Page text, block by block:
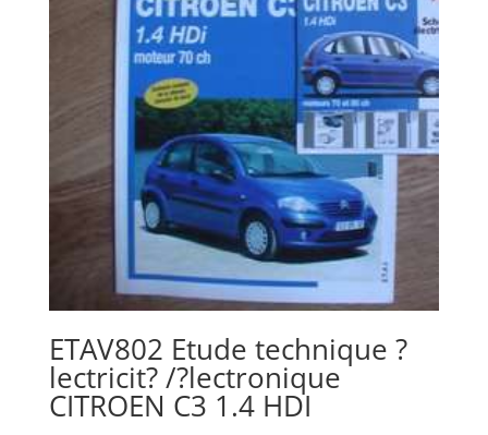
ETAV802 Etude technique ?
lectricit? /?lectronique
CITROEN C3 1.4 HDI